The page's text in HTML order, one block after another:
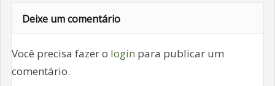
Deixe um comentário
Você precisa fazer o login para publicar um
comentário.